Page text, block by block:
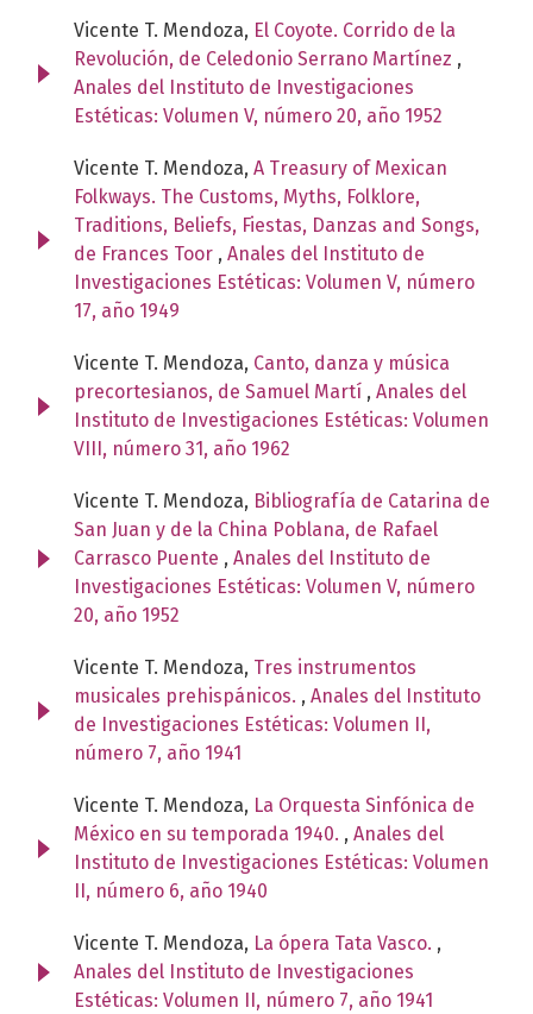
Vicente T. Mendoza, El Coyote. Corrido de la
Revolución, de Celedonio Serrano Martínez ,
Anales del Instituto de Investigaciones
Estéticas: Volumen V, número 20, año 1952
Vicente T. Mendoza, A Treasury of Mexican
Folkways. The Customs, Myths, Folklore,
Traditions, Beliefs, Fiestas, Danzas and Songs,
de Frances Toor , Anales del Instituto de
Investigaciones Estéticas: Volumen V, número
17, año 1949
Vicente T. Mendoza, Canto, danza y música
precortesianos, de Samuel Martí , Anales del
Instituto de Investigaciones Estéticas: Volumen
VIII, número 31, año 1962
Vicente T. Mendoza, Bibliografía de Catarina de
San Juan y de la China Poblana, de Rafael
Carrasco Puente , Anales del Instituto de
Investigaciones Estéticas: Volumen V, número
20, año 1952
Vicente T. Mendoza, Tres instrumentos
musicales prehispánicos. , Anales del Instituto
de Investigaciones Estéticas: Volumen II,
número 7, año 1941
Vicente T. Mendoza, La Orquesta Sinfónica de
México en su temporada 1940. , Anales del
Instituto de Investigaciones Estéticas: Volumen
II, número 6, año 1940
Vicente T. Mendoza, La ópera Tata Vasco. ,
Anales del Instituto de Investigaciones
Estéticas: Volumen II, número 7, año 1941